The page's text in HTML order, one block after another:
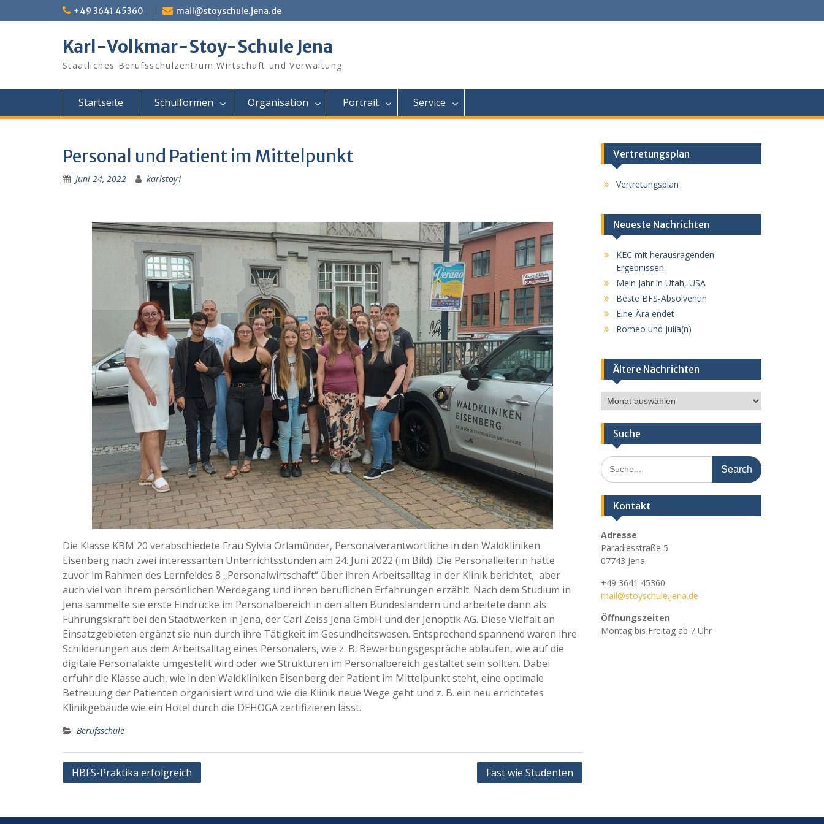
to
+49 3641 45360 mail@stoyschule.jena.de
Karl-Volkmar-Stoy-Schule Jena
Staatliches Berufsschulzentrum Wirtschaft und Verwaltung
Startseite Schulformen Organisation Portrait Service
Personal und Patient im Mittelpunkt
Juni 24, 2022 karlstoy1
Die Klasse KBM 20 verabschiedete Frau Sylvia Orlamünder, Personalverantwortliche in den Waldkliniken
Eisenberg nach zwei interessanten Unterrichtsstunden am 24. Juni 2022 (im Bild). Die Personalleiterin hatte
zuvor im Rahmen des Lernfeldes 8 „Personalwirtschaft“ über ihren Arbeitsalltag in der Klinik berichtet, aber
auch viel von ihrem persönlichen Werdegang und ihren beruflichen Erfahrungen erzählt. Nach dem Studium in
Jena sammelte sie erste Eindrücke im Personalbereich in den alten Bundesländern und arbeitete dann als
Führungskraft bei den Stadtwerken in Jena, der Carl Zeiss Jena GmbH und der Jenoptik AG. Diese Vielfalt an
Einsatzgebieten ergänzt sie nun durch ihre Tätigkeit im Gesundheitswesen. Entsprechend spannend waren ihre
Schilderungen aus dem Arbeitsalltag eines Personalers, wie z. B. Bewerbungsgespräche ablaufen, wie auf die
digitale Personalakte umgestellt wird oder wie Strukturen im Personalbereich gestaltet sein sollten. Dabei
erfuhr die Klasse auch, wie in den Waldkliniken Eisenberg der Patient im Mittelpunkt steht, eine optimale
Betreuung der Patienten organisiert wird und wie die Klinik neue Wege geht und z. B. ein neu errichtetes
Klinikgebäude wie ein Hotel durch die DEHOGA zertifizieren lässt.
Berufsschule
Beitragsnavigation
HBFS-Praktika erfolgreich Fast wie Studenten
Vertretungsplan
Vertretungsplan
Neueste Nachrichten
KEC mit herausragenden
Ergebnissen
Mein Jahr in Utah, USA
Beste BFS-Absolventin
Eine Ära endet
Romeo und Julia(n)
Ältere Nachrichten
Ältere
Nachrichten
Suche
Search
for:
Kontakt
Adresse
Paradiesstraße 5
07743 Jena
+49 3641 45360
mail@stoyschule.jena.de
Öffnungszeiten
Montag bis Freitag ab 7 Uhr